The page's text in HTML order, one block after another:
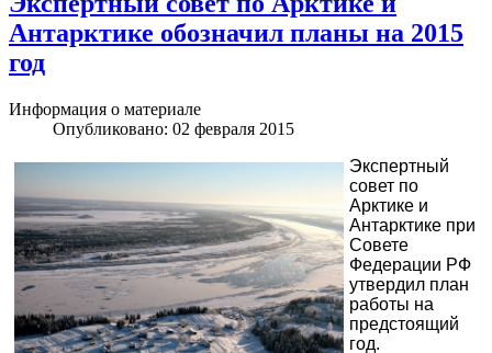
Антарктике обозначил планы на 2015
год
Информация о материале
Опубликовано: 02 февраля 2015
Экспертный
совет по
Арктике и
Антарктике при
Совете
Федерации РФ
утвердил план
работы на
предстоящий
год.